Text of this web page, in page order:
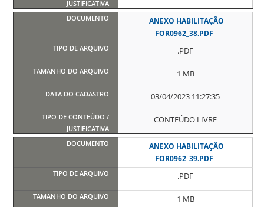
ANEXO HABILITAÇÃO
FOR0962_38.PDF
.PDF
1 MB
03/04/2023 11:27:35
CONTEÚDO LIVRE
ANEXO HABILITAÇÃO
FOR0962_39.PDF
.PDF
1 MB